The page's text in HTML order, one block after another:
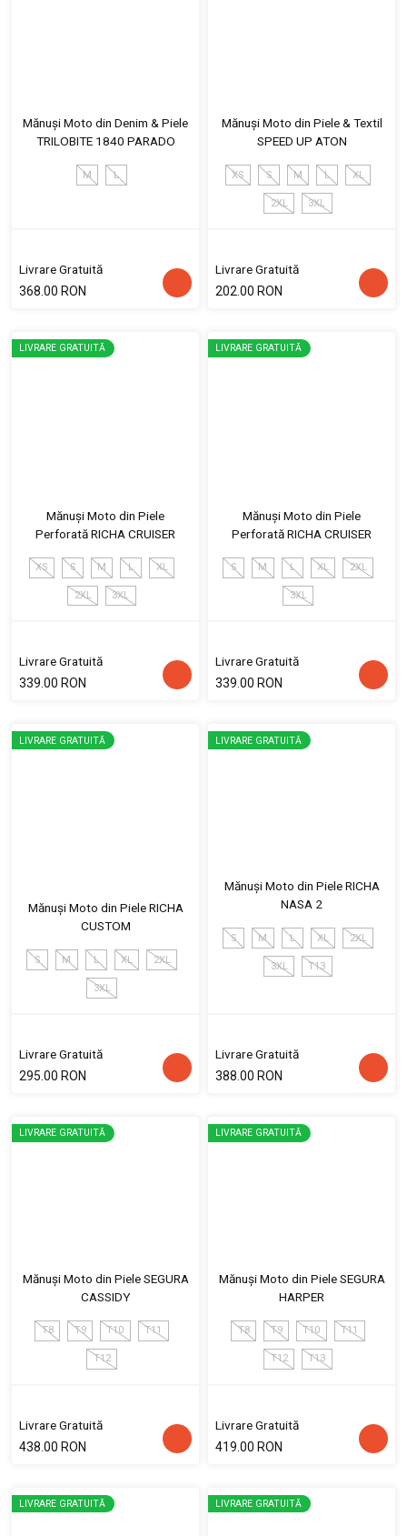
Mănuși Moto din Denim & Piele
TRILOBITE 1840 PARADO
M L
Livrare Gratuită
368.00 RON
Mănuși Moto din Piele & Textil
SPEED UP ATON
XS S M L XL
2XL 3XL
Livrare Gratuită
202.00 RON
LIVRARE GRATUITĂ
Mănuși Moto din Piele
Perforată RICHA CRUISER
XS S M L XL
2XL 3XL
Livrare Gratuită
339.00 RON
LIVRARE GRATUITĂ
Mănuși Moto din Piele
Perforată RICHA CRUISER
S M L XL 2XL
3XL
Livrare Gratuită
339.00 RON
LIVRARE GRATUITĂ
Mănuși Moto din Piele RICHA
CUSTOM
S M L XL 2XL
3XL
Livrare Gratuită
295.00 RON
LIVRARE GRATUITĂ
Mănuși Moto din Piele RICHA
NASA 2
S M L XL 2XL
3XL T13
Livrare Gratuită
388.00 RON
LIVRARE GRATUITĂ
Mănuși Moto din Piele SEGURA
CASSIDY
T8 T9 T10 T11
T12
Livrare Gratuită
438.00 RON
LIVRARE GRATUITĂ
Mănuși Moto din Piele SEGURA
HARPER
T8 T9 T10 T11
T12 T13
Livrare Gratuită
419.00 RON
LIVRARE GRATUITĂ LIVRARE GRATUITĂ